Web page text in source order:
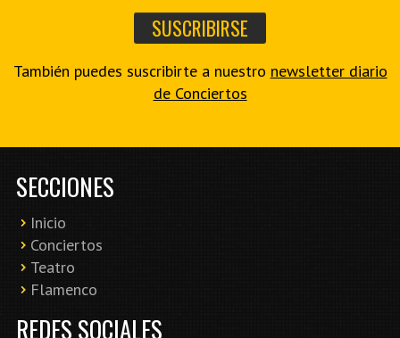
También puedes suscribirte a nuestro newsletter diario
de Conciertos
SECCIONES
Inicio
Conciertos
Teatro
Flamenco
REDES SOCIALES